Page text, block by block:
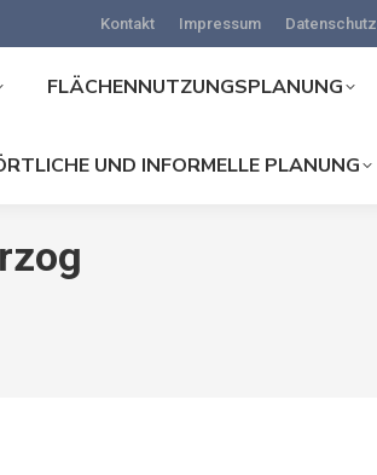
Kontakt Impressum Datenschutz
FLÄCHENNUTZUNGSPLANUNG
UND INFORMELLE PLANUNG